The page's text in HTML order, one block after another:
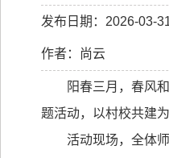
发布日期：2026-03-
作者：尚云
阳春三月，春风
题活动，以村校共建
活动现场，全体